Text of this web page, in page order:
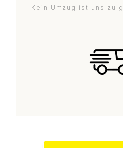
Kein Umzug ist uns zu